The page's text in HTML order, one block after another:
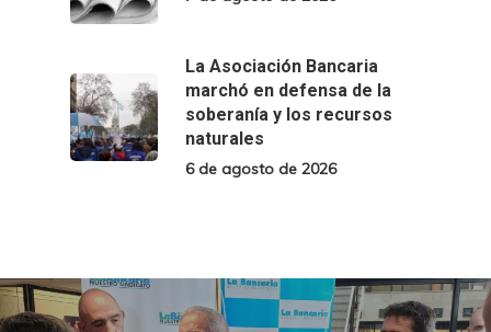
La Asociación Bancaria
marchó en defensa de la
soberanía y los recursos
naturales
6 de agosto de 2026